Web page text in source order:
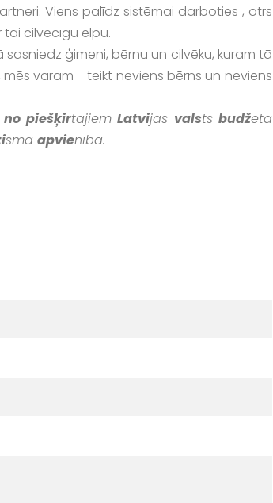
Viens palīdz sistēmai darboties , otrs
tai cilvēcīgu elpu.
ģimeni, bērnu un cilvēku, kuram tā
varam - teikt neviens bērns un neviens
no piešķirtajiemLatvijas valsts budžeta
sma apvienība.